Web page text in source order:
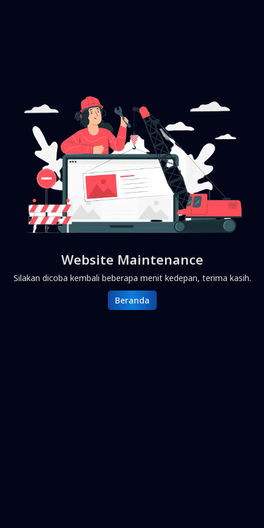
Website Maintenance
Silakan dicoba kembali beberapa menit kedepan, terima kasih.
Beranda